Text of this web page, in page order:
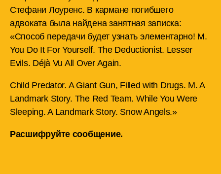
Стефани Лоуренс. В кармане погибшего
адвоката была найдена занятная записка:
«Способ передачи будет узнать элементарно! M.
You Do It For Yourself. The Deductionist. Lesser
Evils. Déjà Vu All Over Again.
Child Predator. A Giant Gun, Filled with Drugs. M. A
Landmark Story. The Red Team. While You Were
Sleeping. A Landmark Story. Snow Angels.»
Расшифруйте сообщение.